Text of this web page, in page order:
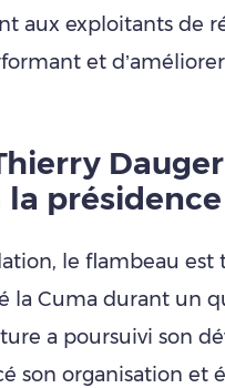
aux exploitants de
et
la présidence
le flambeau est
la Cuma durant un
a poursuivi son
son organisation et